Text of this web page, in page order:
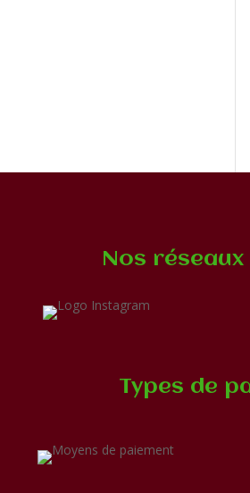
Nos réseaux
Types de